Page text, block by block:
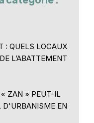
: QUELS LOCAUX
L’ABATTEMENT
ZAN » PEUT-IL
D'URBANISME EN